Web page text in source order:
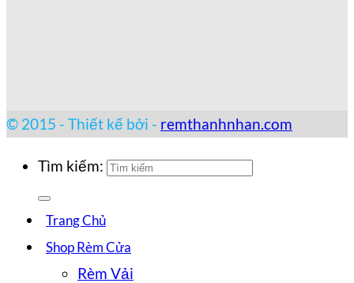
© 2015 - Thiết kế bởi - remthanhnhan.com
Tìm kiếm:
Trang Chủ
Shop Rèm Cửa
Rèm Vải